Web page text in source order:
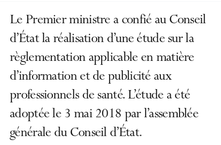
Le Premier ministre a confié au Conseil
d’État la réalisation d’une étude sur la
règlementation applicable en matière
d’information et de publicité aux
professionnels de santé. L’étude a été
adoptée le 3 mai 2018 par l’assemblée
générale du Conseil d’État.